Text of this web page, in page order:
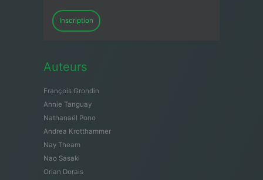
Inscription
Auteurs
François Grondin
Annie Tanguay
Nathanaël Pono
Andrea Krotthammer
Nay Theam
Nao Sasaki
Orian Dorais